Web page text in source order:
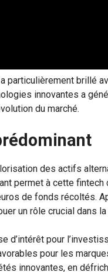
particulièrement brillé
innovantes a
du marché.
des actifs
permet à cette fintech
de fonds récoltés.
un rôle crucial dans
d’intérêt pour
pour les
innovantes, en